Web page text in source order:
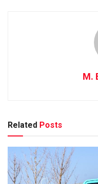
M.
Related Posts